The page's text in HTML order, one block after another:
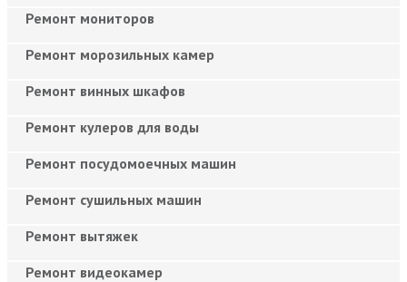
Ремонт мониторов
Ремонт морозильных камер
Ремонт винных шкафов
Ремонт кулеров для воды
Ремонт посудомоечных машин
Ремонт сушильных машин
Ремонт вытяжек
Ремонт видеокамер